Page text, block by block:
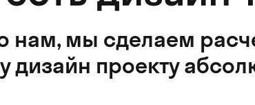
нам, мы сделаем
дизайн проекту